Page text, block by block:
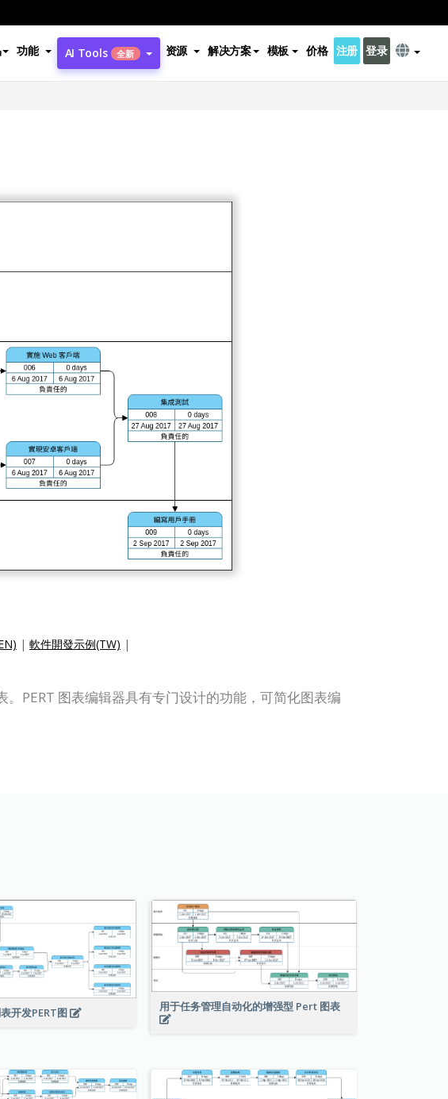
功能 AI Tools 全新 资源 解决方案 模板 价格 注册 登录
| 軟件開發示例(TW) |
PERT 图表编辑器具有专门设计的功能，可简化图表编
开发PERT图 用于任务管理自动化的增强型 Pert 图表